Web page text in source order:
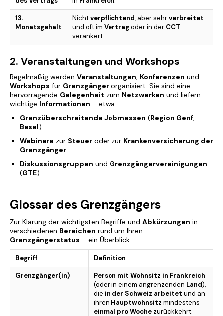
13.
Monatsgehalt
Nichtverpflichtend, aber sehrverbreitet
und oft im Vertragoder in der CCT
verankert.
2. Veranstaltungen und Workshops
Regelmäßig werden Veranstaltungen, Konferenzen und
Workshops für Grenzgänger organisiert. Sie sind eine
hervorragende Gelegenheit zum Netzwerken und liefern
wichtige Informationen – etwa:
Grenzüberschreitende Jobmessen (Region Genf,
Basel).
Webinare zur Steuer oder zur Krankenversicherung der
Grenzgänger.
Diskussionsgruppen und Grenzgängervereinigungen
(GTE).
Glossar des Grenzgängers
Zur Klärung der wichtigsten Begriffe und Abkürzungen in
verschiedenen Bereichen rund um Ihren
Grenzgängerstatus – ein Überblick:
Begriff Definition
Grenzgänger(in)
Person mit Wohnsitz in Frankreich
(oder in einem angrenzenden Land),
die in der Schweiz arbeitet und an
ihren Hauptwohnsitz mindestens
einmal pro Woche zurückkehrt.